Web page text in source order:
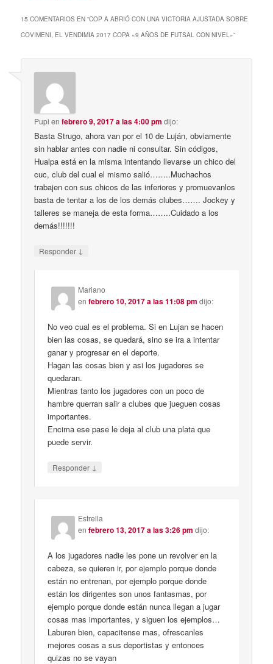
15 COMENTARIOS EN “COP A ABRIÓ CON UNA VICTORIA AJUSTADA SOBRE
COVIMENI, EL VENDIMIA 2017 COPA «9 AÑOS DE FUTSAL CON NIVEL»”
Pupi enfebrero 9, 2017 a las 4:00 pm dijo:
Basta Strugo, ahora van por el 10 de Luján, obviamente
sin hablar antes con nadie ni consultar. Sin códigos,
Hualpa está en la misma intentando llevarse un chico del
cuc, club del cual el mismo salió……..Muchachos
trabajen con sus chicos de las inferiores y promuevanlos
basta de tentar a los de los demás clubes……. Jockey y
talleres se maneja de esta forma……..Cuidado a los
demás!!!!!!!
Responder ↓
Mariano
enfebrero 10, 2017 a las 11:08 pm dijo:
No veo cual es el problema. Si en Lujan se hacen
bien las cosas, se quedará, sino se ira a intentar
ganar y progresar en el deporte.
Hagan las cosas bien y asi los jugadores se
quedaran.
Mientras tanto los jugadores con un poco de
hambre querran salir a clubes que jueguen cosas
importantes.
Encima ese pase le deja al club una plata que
puede servir.
Responder ↓
Estrella
enfebrero 13, 2017 a las 3:26 pm dijo:
A los jugadores nadie les pone un revolver en la
cabeza, se quieren ir, por ejemplo porque donde
están no entrenan, por ejemplo porque donde
están los dirigentes son unos fantasmas, por
ejemplo porque donde están nunca llegan a jugar
cosas mas importantes, y siguen los ejemplos…
Laburen bien, capacitense mas, ofrescanles
mejores cosas a sus deportistas y entonces
quizas no se vayan